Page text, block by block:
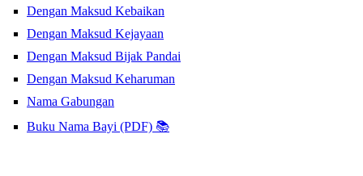
Dengan Maksud Kebaikan
Dengan Maksud Kejayaan
Dengan Maksud Bijak Pandai
Dengan Maksud Keharuman
Nama Gabungan
Buku Nama Bayi (PDF) 📚